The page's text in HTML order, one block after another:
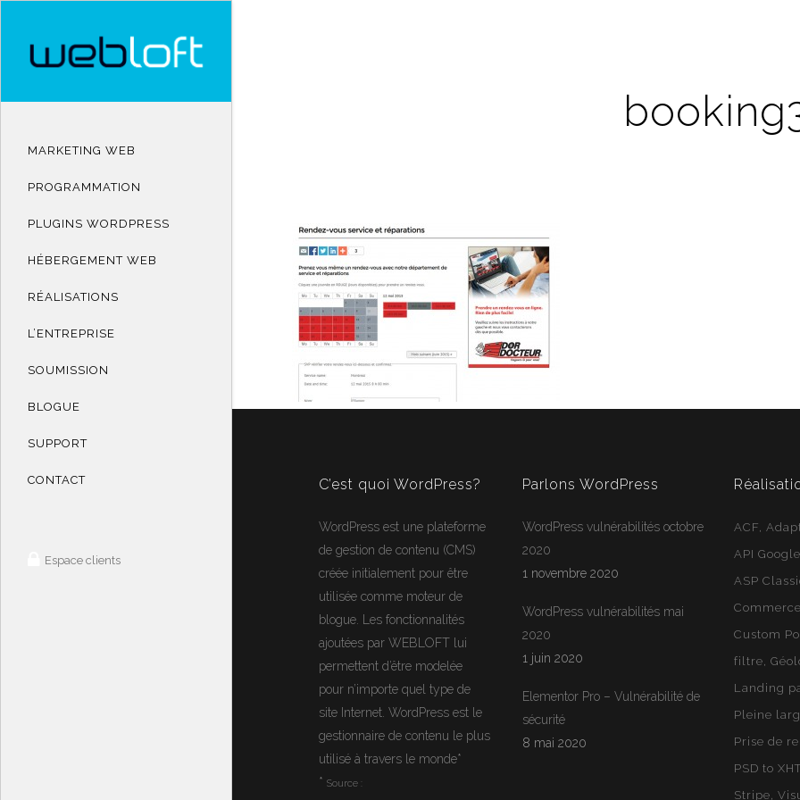
MARKETING WEB
PROGRAMMATION
PLUGINS WORDPRESS
HÉBERGEMENT WEB
RÉALISATIONS
L’ENTREPRISE
SOUMISSION
BLOGUE
SUPPORT
CONTACT
Espace clients
C’est quoi WordPress?
WordPress est une plateforme
de gestion de contenu (CMS)
créée initialement pour être
utilisée comme moteur de
blogue. Les fonctionnalités
ajoutées par WEBLOFT lui
permettent d’être modelée
pour n’importe quel type de
site Internet. WordPress est le
gestionnaire de contenu le plus
utilisé à travers le monde*
* Source :
Parlons WordPress
WordPress vulnérabilités octobre
2020
1 novembre 2020
WordPress vulnérabilités mai
2020
1 juin 2020
Elementor Pro – Vulnérabilité de
sécurité
8 mai 2020
ACF
API
ASP
Custom
filtre
Landing
Pleine
Prise de
PSD to
Stripe